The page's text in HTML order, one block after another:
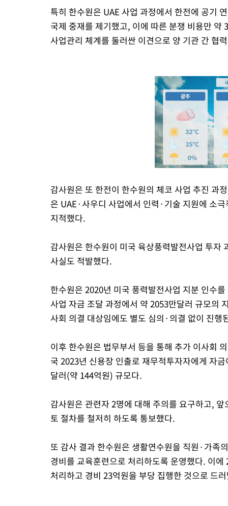
특히 한수원은 UAE 사업 과정에서 한전에 공기
국제 중재를 제기했고, 이에 따른 분쟁 비용만
사업관리 체계를 둘러싼 이견으로 양 기관 간 협
감사원은 또 한전이 한수원의 체코 사업 추진 과
은 UAE·사우디 사업에서 인력·기술 지원에 소
지적했다.
감사원은 한수원이 미국 육상풍력발전사업 투자
사실도 적발했다.
한수원은 2020년 미국 풍력발전사업 지분 인수
사업 자금 조달 과정에서 약 2053만달러 규모의
사회 의결 대상임에도 별도 심의·의결 없이 진행
이후 한수원은 법무부서 등을 통해 추가 이사회
국 2023년 신용장 인출로 재무적투자자에게 자
달러(약 144억원) 규모다.
감사원은 관련자 2명에 대해 주의를 요구하고,
토 절차를 철저히 하도록 통보했다.
또 감사 결과 한수원은 생활연수원을 직원·가족
경비를 교육훈련으로 처리하도록 운영했다. 이
처리하고 경비 23억원을 부당 집행한 것으로 드